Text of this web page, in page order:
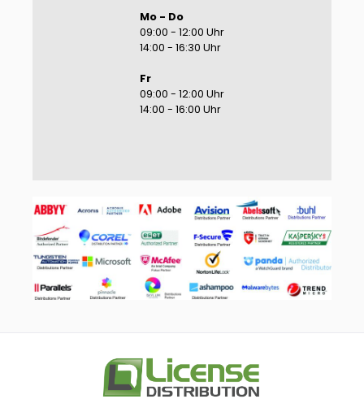
Mo - Do
09:00 - 12:00 Uhr
14:00 - 16:30 Uhr
Fr
09:00 - 12:00 Uhr
14:00 - 16:00 Uhr